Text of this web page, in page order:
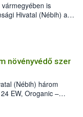
is
Hivatal (Nébih) a
jelenlétét. A
meg, de már fertőzött
a szlovák
érdekében.
növényvédő szer
(Nébih) három
EW, Oroganic –
követően,